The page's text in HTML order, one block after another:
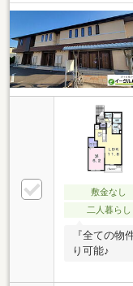
敷金なし
二人暮らし
『全ての物
り可能♪